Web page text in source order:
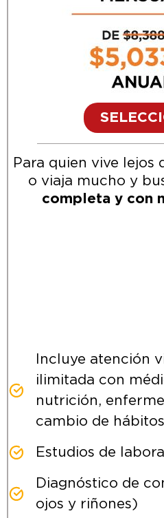
Para quien vive lejos
o viaja mucho y
completa y con
Incluye atención
ilimitada con
nutrición,
cambio de
Estudios de
Diagnóstico de
ojos y riñones)